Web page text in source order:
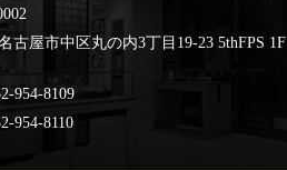
古屋市中区丸の内3丁目19-23 5thFPS 1F
954-8109
954-8110